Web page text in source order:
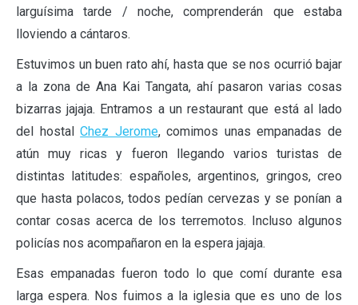
larguísima tarde / noche, comprenderán que estaba
lloviendo a cántaros.
Estuvimos un buen rato ahí, hasta que se nos ocurrió bajar
a la zona de Ana Kai Tangata, ahí pasaron varias cosas
bizarras jajaja. Entramos a un restaurant que está al lado
del hostalChez Jerome, comimos unas empanadas de
atún muy ricas y fueron llegando varios turistas de
distintas latitudes: españoles, argentinos, gringos, creo
que hasta polacos, todos pedían cervezas y se ponían a
contar cosas acerca de los terremotos. Incluso algunos
policías nos acompañaron en la espera jajaja.
Esas empanadas fueron todo lo que comí durante esa
larga espera. Nos fuimos a la iglesia que es uno de los